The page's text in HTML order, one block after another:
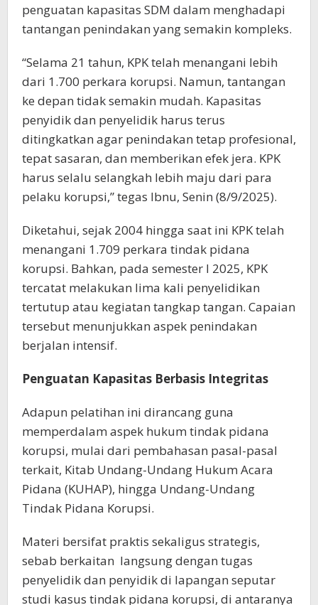
penguatan kapasitas SDM dalam menghadapi
tantangan penindakan yang semakin kompleks.
“Selama 21 tahun, KPK telah menangani lebih
dari 1.700 perkara korupsi. Namun, tantangan
ke depan tidak semakin mudah. Kapasitas
penyidik dan penyelidik harus terus
ditingkatkan agar penindakan tetap profesional,
tepat sasaran, dan memberikan efek jera. KPK
harus selalu selangkah lebih maju dari para
pelaku korupsi,” tegas Ibnu, Senin (8/9/2025).
Diketahui, sejak 2004 hingga saat ini KPK telah
menangani 1.709 perkara tindak pidana
korupsi. Bahkan, pada semester I 2025, KPK
tercatat melakukan lima kali penyelidikan
tertutup atau kegiatan tangkap tangan. Capaian
tersebut menunjukkan aspek penindakan
berjalan intensif.
Penguatan Kapasitas Berbasis Integritas
Adapun pelatihan ini dirancang guna
memperdalam aspek hukum tindak pidana
korupsi, mulai dari pembahasan pasal-pasal
terkait, Kitab Undang-Undang Hukum Acara
Pidana (KUHAP), hingga Undang-Undang
Tindak Pidana Korupsi.
Materi bersifat praktis sekaligus strategis,
sebab berkaitan langsung dengan tugas
penyelidik dan penyidik di lapangan seputar
studi kasus tindak pidana korupsi, di antaranya